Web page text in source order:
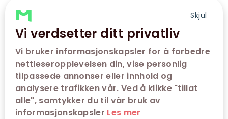
Skjul
Vi verdsetter ditt privatliv
Vi bruker informasjonskapsler for å forbedre
nettleseropplevelsen din, vise personlig
tilpassede annonser eller innhold og
analysere trafikken vår. Ved å klikke "tillat
alle", samtykker du til vår bruk av
informasjonskapsler Les mer